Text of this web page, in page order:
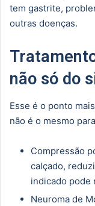
tem gastrite,
outras doenças.
não só do
Esse é o ponto
não é o mesmo
Compressão
calçado,
indicado pode
Neuroma de